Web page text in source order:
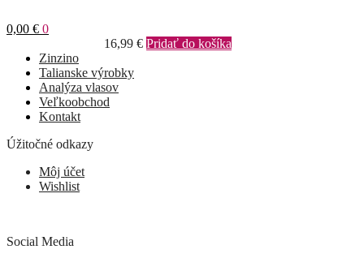
0,00 € 0
16,99 € Pridať do košíka
Zinzino
Talianske výrobky
Analýza vlasov
Veľkoobchod
Kontakt
Úžitočné odkazy
Môj účet
Wishlist
Social Media